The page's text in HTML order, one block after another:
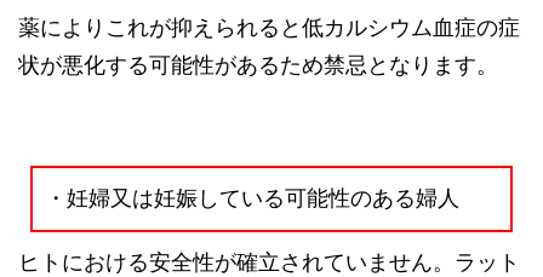
薬によりこれが抑えられると低カルシウム血症の症
状が悪化する可能性があるため禁忌となります。
・妊婦又は妊娠している可能性のある婦人
ヒトにおける安全性が確立されていません。ラット